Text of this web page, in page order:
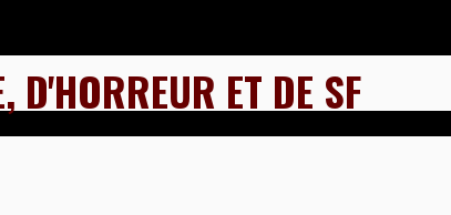
D'HORREUR ET DE SF